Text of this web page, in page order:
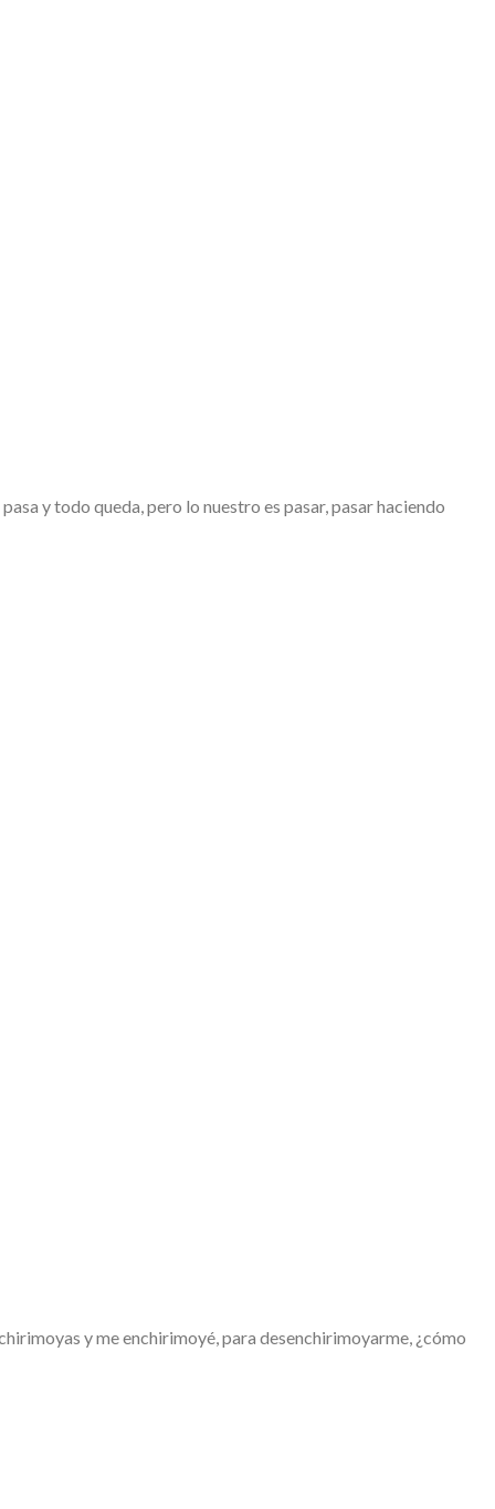
y todo queda, pero lo nuestro es pasar, pasar haciendo
y me enchirimoyé, para desenchirimoyarme, ¿cómo